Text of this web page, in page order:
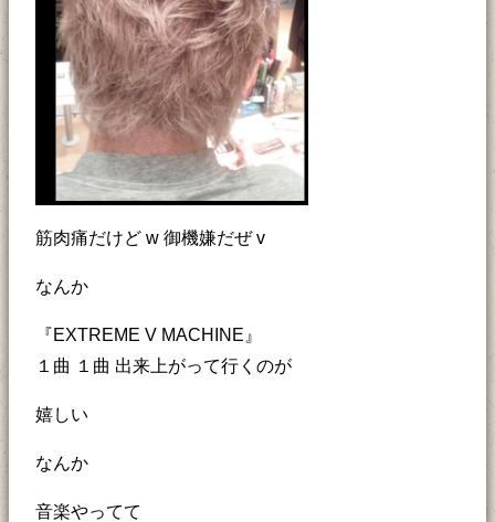
筋肉痛だけど w 御機嫌だぜ v
なんか
『EXTREME V MACHINE』
１曲 １曲 出来上がって行くのが
嬉しい
なんか
音楽やってて